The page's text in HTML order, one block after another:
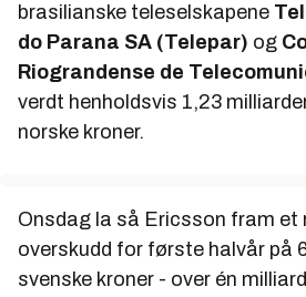
brasilianske teleselskapene
do Parana SA (Telepar) og
Riograndense de
verdt henholdsvis 1,23
norske kroner.
Onsdag la så Ericsson fram et
overskudd for første halvår på
svenske kroner - over én